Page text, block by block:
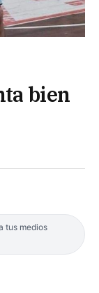
bien
tus medios